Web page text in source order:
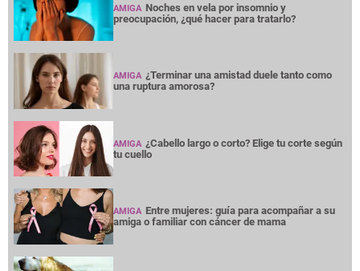
AMIGA Noches en vela por insomnio y
preocupación, ¿qué hacer para tratarlo?
AMIGA ¿Terminar una amistad duele tanto como
una ruptura amorosa?
AMIGA ¿Cabello largo o corto? Elige tu corte según
tu cuello
AMIGA Entre mujeres: guía para acompañar a su
amiga o familiar con cáncer de mama